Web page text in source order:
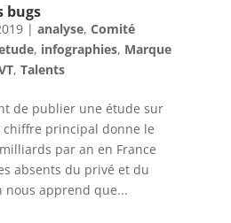
bugs
| analyse, Comité
, infographies, Marque
, Talents
de publier une étude sur
chiffre principal donne le
par an en France
absents du privé et du
nous apprend que...